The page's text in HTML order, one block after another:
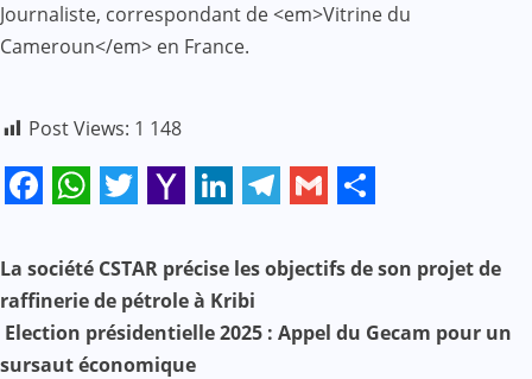
Journaliste, correspondant de <em>Vitrine du
Cameroun</em> en France.
Post Views: 1 148
Mail
N
a
v
La société CSTAR précise les objectifs de son projet de
raffinerie de pétrole à Kribi
Election présidentielle 2025 : Appel du Gecam pour un
sursaut économique